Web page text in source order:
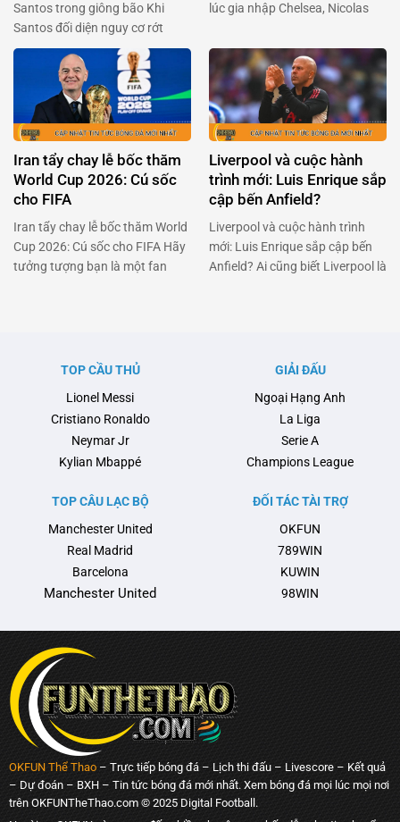
Santos trong giông bão Khi
Santos đối diện nguy cơ rớt
hạng, Neymar đã khiến cả Brazil
phải thán phục với quyết định
táo bạo: trở lại sân cỏ dù đang
dính chấn thương nặng. Anh
không chỉ đơn thuần là một ngôi
sao bóng đá, mà còn là …
lúc gia nhập Chelsea, Nicolas
kỳ vọng sẽ làm nên điều kỳ diệu.
Nhưng đời không như mơ, và
bây giờ anh đang đối mặt với
việc trở lại Stamford Bridge sau
khi không thể kích hoạt điều …
Iran tẩy chay lễ bốc thăm
World Cup 2026: Cú sốc
cho FIFA
Iran tẩy chay lễ bốc thăm World
Cup 2026: Cú sốc cho FIFA Hãy
tưởng tượng bạn là một fan
gia đã quyết định tẩy chay sự
Liverpool và cuộc hành
trình mới: Luis Enrique sắp
cập bến Anfield?
Liverpool và cuộc hành trình
mới: Luis Enrique sắp cập bến
Anfield? Ai cũng biết Liverpool là
từng được kỳ vọng sẽ mang lại
TOP CẦU THỦ
Lionel Messi
Cristiano Ronaldo
Neymar Jr
Kylian Mbappé
GIẢI ĐẤU
Ngoại Hạng Anh
La Liga
Serie A
Champions League
TOP CÂU LẠC BỘ
Manchester United
Real Madrid
Barcelona
Manchester United
ĐỐI TÁC TÀI TRỢ
OKFUN
789WIN
KUWIN
98WIN
OKFUN Thể Thao– Trực tiếp bóng đá – Lịch thi đấu – Livescore – Kết quả
– Dự đoán – BXH – Tin tức bóng đá mới nhất. Xem bóng đá mọi lúc mọi nơi
trên OKFUNTheThao.com © 2025 Digital Football.